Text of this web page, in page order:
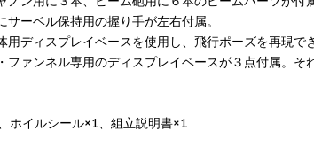
サーベル保持用の握り手が左右付属。
用ディスプレイベースを使用し、飛行ポーズを再現でき
ファンネル専用のディスプレイベースが３点付属。そ
ホイルシール×1、組立説明書×1